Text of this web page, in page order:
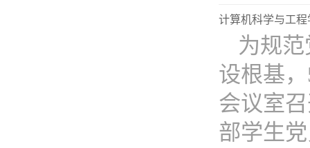
计算机科学与工
为规
设根基
会议室
部学生